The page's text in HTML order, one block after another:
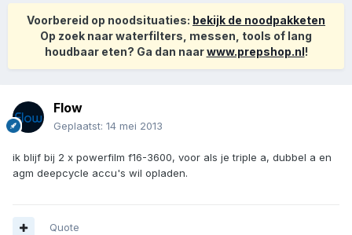
Voorbereid op noodsituaties: bekijk de noodpakketen
Op zoek naar waterfilters, messen, tools of lang
houdbaar eten? Ga dan naarwww.prepshop.nl!
Flow
Geplaatst: 14 mei 2013
ik blijf bij 2 x powerfilm f16-3600, voor als je triple a, dubbel a en
agm deepcycle accu's wil opladen.
Quote